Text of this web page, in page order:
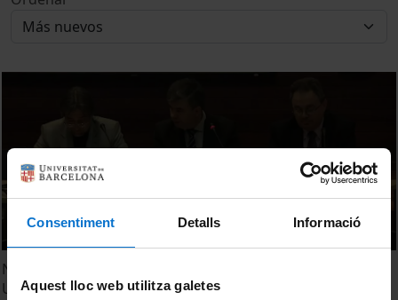
Consentiment Detalls Informació
Aquest lloc web utilitza galetes
Nous reptes ciutadans: Economia Social i Comunitat
Universitària, col·laboracions i sinergies (1ª part)